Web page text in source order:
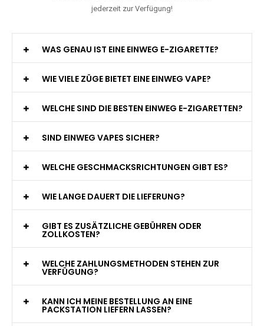
jederzeit zur Verfügung!
WAS GENAU IST EINE EINWEG E-ZIGARETTE?
WIE VIELE ZÜGE BIETET EINE EINWEG VAPE?
WELCHE SIND DIE BESTEN EINWEG E-ZIGARETTEN?
SIND EINWEG VAPES SICHER?
WELCHE GESCHMACKSRICHTUNGEN GIBT ES?
WIE LANGE DAUERT DIE LIEFERUNG?
GIBT ES ZUSÄTZLICHE GEBÜHREN ODER
ZOLLKOSTEN?
WELCHE ZAHLUNGSMETHODEN STEHEN ZUR
VERFÜGUNG?
KANN ICH MEINE BESTELLUNG AN EINE
PACKSTATION LIEFERN LASSEN?